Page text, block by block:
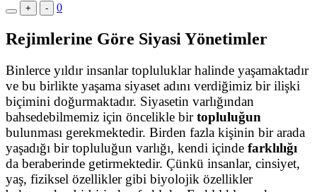
+ - 0
Rejimlerine Göre Siyasi Yönetimler
Binlerce yıldır insanlar topluluklar halinde yaşamaktadır
ve bu birlikte yaşama siyaset adını verdiğimiz bir ilişki
biçimini doğurmaktadır. Siyasetin varlığından
bahsedebilmemiz için öncelikle birtopluluğun
bulunması gerekmektedir. Birden fazla kişinin bir arada
yaşadığı bir topluluğun varlığı, kendi içinde farklılığı
da beraberinde getirmektedir. Çünkü insanlar, cinsiyet,
yaş, fiziksel özellikler gibi biyolojik özellikler